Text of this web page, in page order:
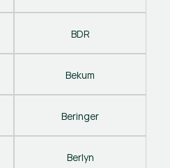
BDR
Bekum
Beringer
Berlyn